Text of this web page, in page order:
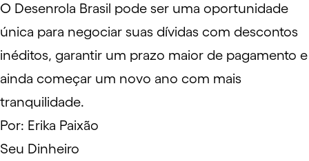
O Desenrola Brasil pode ser uma oportunidade
única para negociar suas dívidas com descontos
inéditos, garantir um prazo maior de pagamento e
ainda começar um novo ano com mais
tranquilidade.
Por: Erika Paixão
Seu Dinheiro